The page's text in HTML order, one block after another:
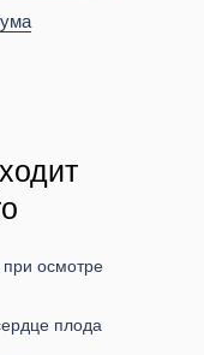
при осмотре
плода